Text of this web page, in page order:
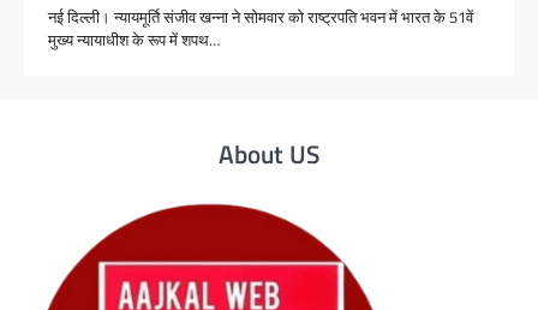
नई दिल्ली। न्यायमूर्ति संजीव खन्ना ने सोमवार को राष्ट्रपति भवन में भारत के 51वें
मुख्य न्यायाधीश के रूप में शपथ…
About US